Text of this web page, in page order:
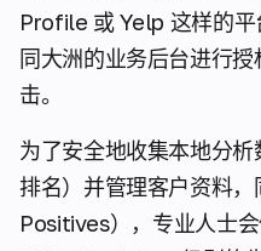
Profile 或 Yelp 这样的
同大洲的业务后台进行
击。
为了安全地收集本地分
排名）并管理客户资料
Positives），专业人士